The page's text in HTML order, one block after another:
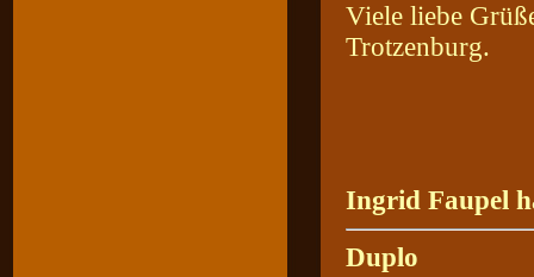
Viele liebe
Trotzenburg.
Ingrid Faupel
Duplo